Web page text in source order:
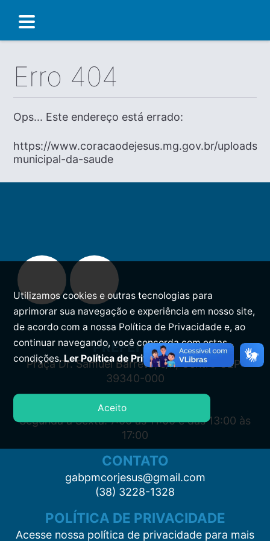
Erro 404
Ops... Este endereço está errado:
https://www.coracaodejesus.mg.gov.br/uploads/
municipal-da-saude
PREFEITURA
Praça Dr. Samuel Barreto, s/n, Centro CEP:
39340-000
ATENDIMENTO
Segunda à Sexta: 7:00 às 11:00 e das 13:00 às
17:00
CONTATO
gabpmcorjesus@gmail.com
(38) 3228-1328
POLÍTICA DE PRIVACIDADE
Acesse nossa política de privacidade para mais
Utilizamos cookies e outras tecnologias para
aprimorar sua navegação e experiência em nosso site,
de acordo com a nossa Política de Privacidade e, ao
continuar navegando, você concorda com estas
condições.Ler Política de Privacidade.
Aceito